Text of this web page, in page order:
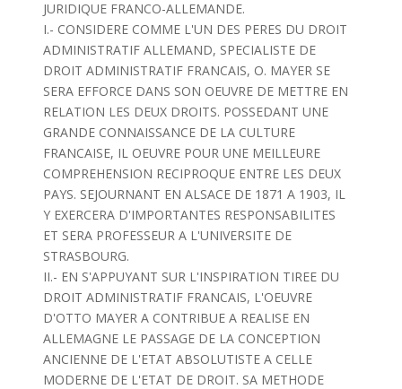
JURIDIQUE FRANCO-ALLEMANDE.
I.- CONSIDERE COMME L'UN DES PERES DU DROIT
ADMINISTRATIF ALLEMAND, SPECIALISTE DE
DROIT ADMINISTRATIF FRANCAIS, O. MAYER SE
SERA EFFORCE DANS SON OEUVRE DE METTRE EN
RELATION LES DEUX DROITS. POSSEDANT UNE
GRANDE CONNAISSANCE DE LA CULTURE
FRANCAISE, IL OEUVRE POUR UNE MEILLEURE
COMPREHENSION RECIPROQUE ENTRE LES DEUX
PAYS. SEJOURNANT EN ALSACE DE 1871 A 1903, IL
Y EXERCERA D'IMPORTANTES RESPONSABILITES
ET SERA PROFESSEUR A L'UNIVERSITE DE
STRASBOURG.
II.- EN S'APPUYANT SUR L'INSPIRATION TIREE DU
DROIT ADMINISTRATIF FRANCAIS, L'OEUVRE
D'OTTO MAYER A CONTRIBUE A REALISE EN
ALLEMAGNE LE PASSAGE DE LA CONCEPTION
ANCIENNE DE L'ETAT ABSOLUTISTE A CELLE
MODERNE DE L'ETAT DE DROIT. SA METHODE